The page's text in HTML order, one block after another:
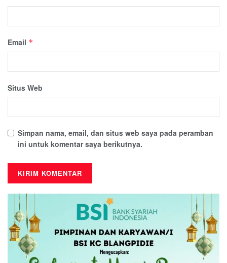
Email *
Situs Web
Simpan nama, email, dan situs web saya pada peramban
ini untuk komentar saya berikutnya.